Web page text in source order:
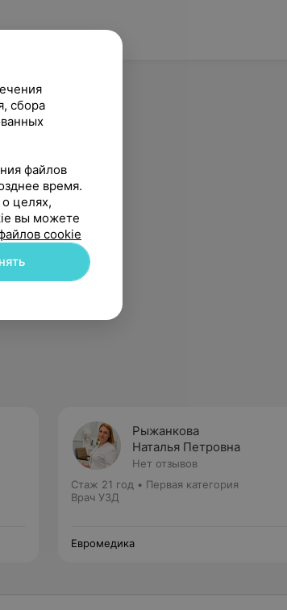
Рыжанкова
Наталья Петровна
Нет отзывов
Стаж 21 год • Первая категория
Врач УЗД
Евромедика
сбора
файлов
время.
целях,
вы можете
cookie